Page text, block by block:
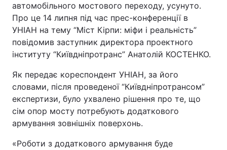
автомобільного мостового переходу, усунуто.
Про це 14 липня під час прес-конференції в
УНІАН на тему “Міст Кірпи: міфи і реальність”
повідомив заступник директора проектного
інституту “Київдніпротранс” Анатолій КОСТЕНКО.
Як передає кореспондент УНІАН, за його
словами, після проведеної “Київдніпротрансом”
експертизи, було ухвалено рішення про те, що
сім опор мосту потребують додаткового
армування зовнішніх поверхонь.
«Роботи з додаткового армування буде